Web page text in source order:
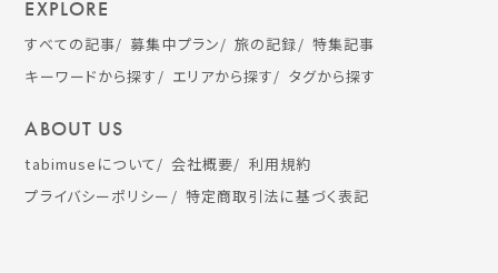
EXPLORE
すべての記事 募集中プラン 旅の記録
特集記事
キーワードから探す
エリアから探す タグから探す
ABOUT US
tabimuseについて 会社概要
利用規約
プライバシーポリシー
特定商取引法に基づく表記